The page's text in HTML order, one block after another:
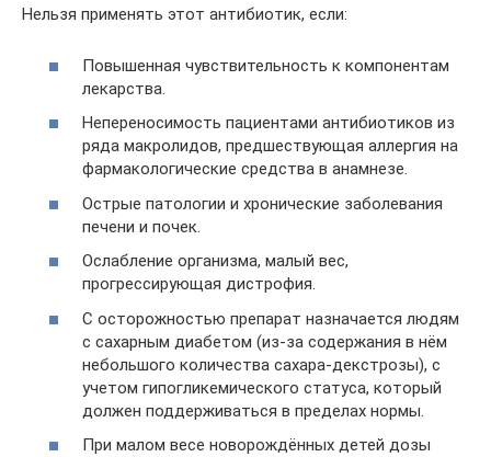
Нельзя применять этот антибиотик, если:
Повышенная чувствительность к компонентам
лекарства.
Непереносимость пациентами антибиотиков из
ряда макролидов, предшествующая аллергия на
фармакологические средства в анамнезе.
Острые патологии и хронические заболевания
печени и почек.
Ослабление организма, малый вес,
прогрессирующая дистрофия.
С осторожностью препарат назначается людям
с сахарным диабетом (из-за содержания в нём
небольшого количества сахара-декстрозы), с
учетом гипогликемического статуса, который
должен поддерживаться в пределах нормы.
При малом весе новорождённых детей дозы